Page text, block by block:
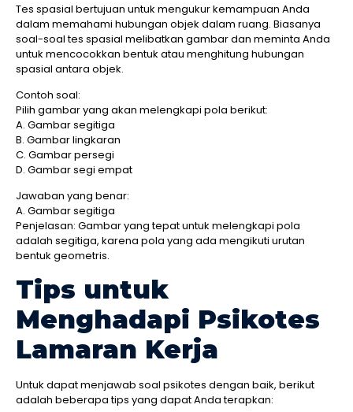
Tes spasial bertujuan untuk mengukur kemampuan Anda
dalam memahami hubungan objek dalam ruang. Biasanya
soal-soal tes spasial melibatkan gambar dan meminta Anda
untuk mencocokkan bentuk atau menghitung hubungan
spasial antara objek.
Contoh soal:
Pilih gambar yang akan melengkapi pola berikut:
A. Gambar segitiga
B. Gambar lingkaran
C. Gambar persegi
D. Gambar segi empat
Jawaban yang benar:
A. Gambar segitiga
Penjelasan: Gambar yang tepat untuk melengkapi pola
adalah segitiga, karena pola yang ada mengikuti urutan
bentuk geometris.
Tips untuk
Menghadapi Psikotes
Lamaran Kerja
Untuk dapat menjawab soal psikotes dengan baik, berikut
adalah beberapa tips yang dapat Anda terapkan: